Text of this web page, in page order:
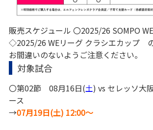
販売スケジュール 〇2025/26 SOMPO
◇2025/26 WEリーグ クラシエカップ の
お間違いのないようご注意ください。
対象試合
〇第02節 08月16日(土) vs セレッソ大
ース
→07月19日(土) 12:00～